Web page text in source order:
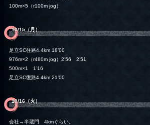
100m×5（r100m jog）
10/15（月）
足立SC往路4.4km 18’00
976m×2（r480m jog）2’56 2’51
500m×1 1’16
足立SC復路4.4km 21’00
10/16（火）
会社→半蔵門 4kmぐらい。